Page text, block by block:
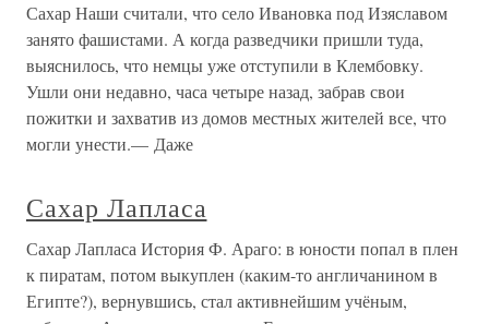
Сахар Наши считали, что село Ивановка под Изяславом
занято фашистами. А когда разведчики пришли туда,
выяснилось, что немцы уже отступили в Клембовку.
Ушли они недавно, часа четыре назад, забрав свои
пожитки и захватив из домов местных жителей все, что
могли унести.— Даже
Сахар Лапласа
Сахар Лапласа История Ф. Араго: в юности попал в плен
к пиратам, потом выкуплен (каким-то англичанином в
Египте?), вернувшись, стал активнейшим учёным,